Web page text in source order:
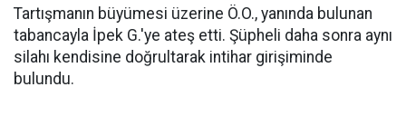
Tartışmanın büyümesi üzerine Ö.O., yanında bulunan
tabancayla İpek G.'ye ateş etti. Şüpheli daha sonra aynı
silahı kendisine doğrultarak intihar girişiminde
bulundu.